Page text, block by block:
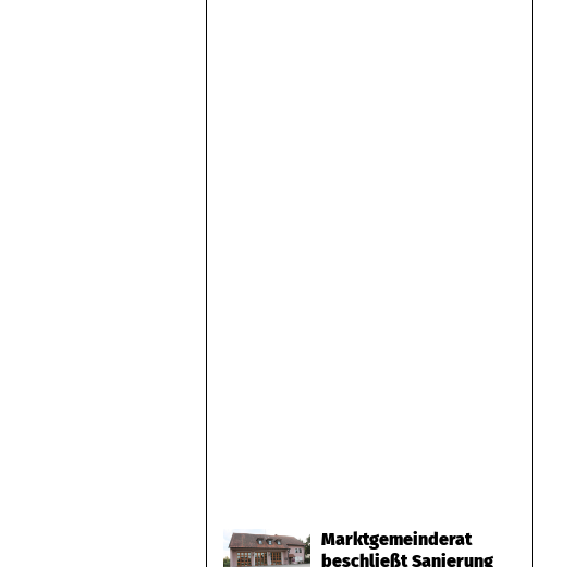
Marktgemeinderat
beschließt Sanierung